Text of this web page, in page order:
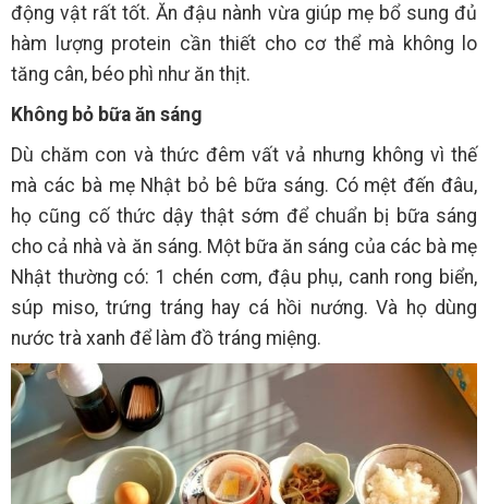
động vật rất tốt. Ăn đậu nành vừa giúp mẹ bổ sung đủ
hàm lượng protein cần thiết cho cơ thể mà không lo
tăng cân, béo phì như ăn thịt.
Không bỏ bữa ăn sáng
Dù chăm con và thức đêm vất vả nhưng không vì thế
mà các bà mẹ Nhật bỏ bê bữa sáng. Có mệt đến đâu,
họ cũng cố thức dậy thật sớm để chuẩn bị bữa sáng
cho cả nhà và ăn sáng. Một bữa ăn sáng của các bà mẹ
Nhật thường có: 1 chén cơm, đậu phụ, canh rong biển,
súp miso, trứng tráng hay cá hồi nướng. Và họ dùng
nước trà xanh để làm đồ tráng miệng.